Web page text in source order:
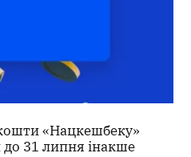
«Нацкешбеку»
до 31 липня інакше